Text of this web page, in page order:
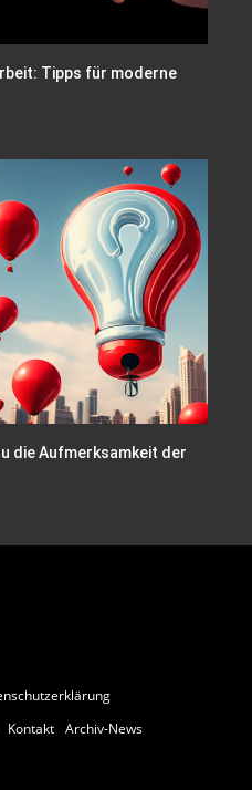
Tipps für moderne
die Aufmerksamkeit der
Kontakt Archiv-News